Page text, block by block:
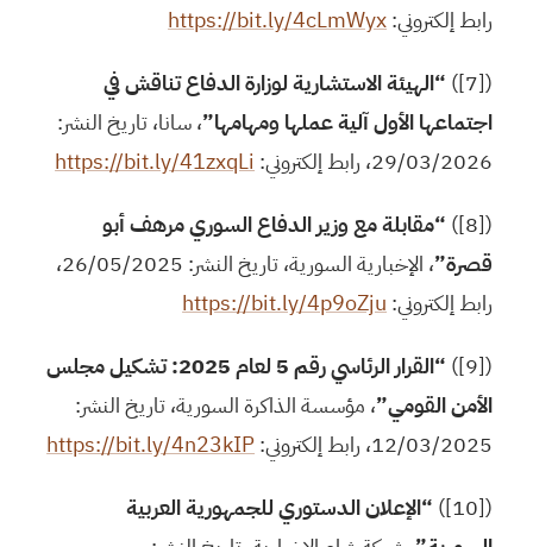
رابط إلكتروني:https://bit.ly/4cLmWyx
([7])
“الهيئة الاستشارية لوزارة الدفاع تناقش في
اجتماعها الأول آلية عملها ومهامها”، سانا، تاريخ النشر:
29/03/2026، رابط إلكتروني:
https://bit.ly/41zxqLi
([8])
“مقابلة مع وزير الدفاع السوري مرهف أبو
قصرة”
، الإخبارية السورية، تاريخ النشر: 26/05/2025،
رابط إلكتروني: https://bit.ly/4p9oZju
([9])
“القرار الرئاسي رقم 5 لعام 2025: تشكيل مجلس
الأمن القومي”، مؤسسة الذاكرة السورية، تاريخ النشر:
12/03/2025، رابط إلكتروني:
https://bit.ly/4n23kIP
([10])
“الإعلان الدستوري للجمهورية العربية